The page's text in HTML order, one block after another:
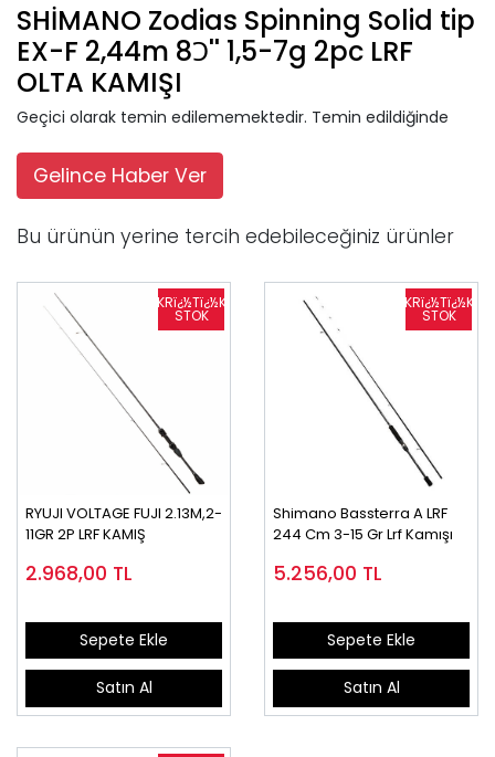
SHİMANO Zodias Spinning Solid tip
EX-F 2,44m 8Ɔ'' 1,5-7g 2pc LRF
OLTA KAMIŞI
Geçici olarak temin edilememektedir. Temin edildiğinde
Gelince Haber Ver
Bu ürünün yerine tercih edebileceğiniz ürünler
RYUJI VOLTAGE FUJI 2.13M,2-
11GR 2P LRF KAMIŞ
2.968,00 TL
Sepete Ekle
Satın Al
Shimano Bassterra A LRF
244 Cm 3-15 Gr Lrf Kamışı
5.256,00 TL
Sepete Ekle
Satın Al